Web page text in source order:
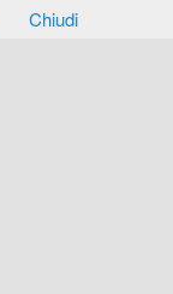
Chiudi